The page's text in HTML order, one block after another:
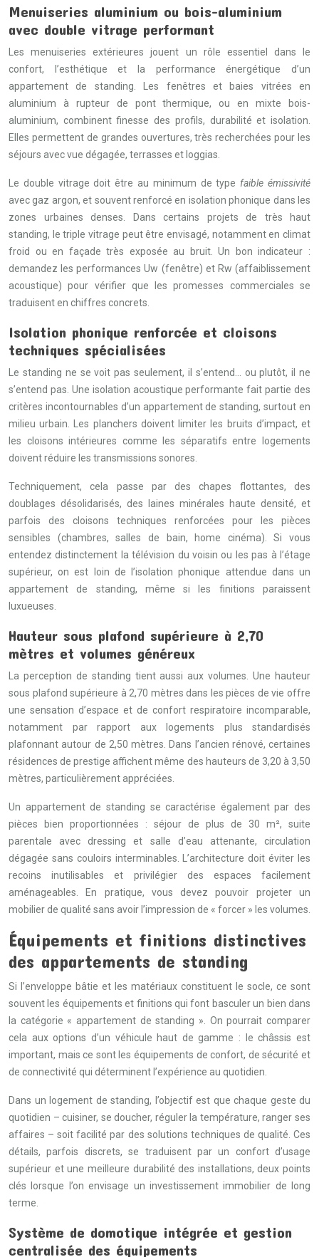
Menuiseries aluminium ou bois-aluminium
avec double vitrage performant
Les menuiseries extérieures jouent un rôle essentiel dans le
confort, l’esthétique et la performance énergétique d’un
appartement de standing. Les fenêtres et baies vitrées en
aluminium à rupteur de pont thermique, ou en mixte bois-
aluminium, combinent finesse des profils, durabilité et isolation.
Elles permettent de grandes ouvertures, très recherchées pour les
séjours avec vue dégagée, terrasses et loggias.
Le double vitrage doit être au minimum de type faible émissivité
avec gaz argon, et souvent renforcé en isolation phonique dans les
zones urbaines denses. Dans certains projets de très haut
standing, le triple vitrage peut être envisagé, notamment en climat
froid ou en façade très exposée au bruit. Un bon indicateur :
demandez les performances Uw (fenêtre) et Rw (affaiblissement
acoustique) pour vérifier que les promesses commerciales se
traduisent en chiffres concrets.
Isolation phonique renforcée et cloisons
techniques spécialisées
Le standing ne se voit pas seulement, il s’entend… ou plutôt, il ne
s’entend pas. Une isolation acoustique performante fait partie des
critères incontournables d’un appartement de standing, surtout en
milieu urbain. Les planchers doivent limiter les bruits d’impact, et
les cloisons intérieures comme les séparatifs entre logements
doivent réduire les transmissions sonores.
Techniquement, cela passe par des chapes flottantes, des
doublages désolidarisés, des laines minérales haute densité, et
parfois des cloisons techniques renforcées pour les pièces
sensibles (chambres, salles de bain, home cinéma). Si vous
entendez distinctement la télévision du voisin ou les pas à l’étage
supérieur, on est loin de l’isolation phonique attendue dans un
appartement de standing, même si les finitions paraissent
luxueuses.
Hauteur sous plafond supérieure à 2,70
mètres et volumes généreux
La perception de standing tient aussi aux volumes. Une hauteur
sous plafond supérieure à 2,70 mètres dans les pièces de vie offre
une sensation d’espace et de confort respiratoire incomparable,
notamment par rapport aux logements plus standardisés
plafonnant autour de 2,50 mètres. Dans l’ancien rénové, certaines
résidences de prestige affichent même des hauteurs de 3,20 à 3,50
mètres, particulièrement appréciées.
Un appartement de standing se caractérise également par des
pièces bien proportionnées : séjour de plus de 30 m², suite
parentale avec dressing et salle d’eau attenante, circulation
dégagée sans couloirs interminables. L’architecture doit éviter les
recoins inutilisables et privilégier des espaces facilement
aménageables. En pratique, vous devez pouvoir projeter un
mobilier de qualité sans avoir l’impression de « forcer » les volumes.
Équipements et finitions distinctives
des appartements de standing
Si l’enveloppe bâtie et les matériaux constituent le socle, ce sont
souvent les équipements et finitions qui font basculer un bien dans
la catégorie « appartement de standing ». On pourrait comparer
cela aux options d’un véhicule haut de gamme : le châssis est
important, mais ce sont les équipements de confort, de sécurité et
de connectivité qui déterminent l’expérience au quotidien.
Dans un logement de standing, l’objectif est que chaque geste du
quotidien – cuisiner, se doucher, réguler la température, ranger ses
affaires – soit facilité par des solutions techniques de qualité. Ces
détails, parfois discrets, se traduisent par un confort d’usage
supérieur et une meilleure durabilité des installations, deux points
clés lorsque l’on envisage un investissement immobilier de long
terme.
Système de domotique intégrée et gestion
centralisée des équipements